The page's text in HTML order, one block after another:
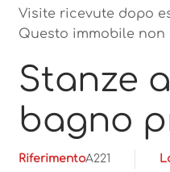
Visite ricevute dopo
Questo immobile
Stanze
bagno
RiferimentoA221